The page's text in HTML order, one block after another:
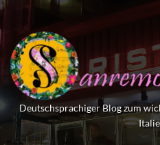
Skip
to
content
Deutschsprachiger Blog zum